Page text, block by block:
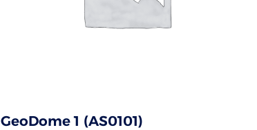
GeoDome 1 (AS0101)